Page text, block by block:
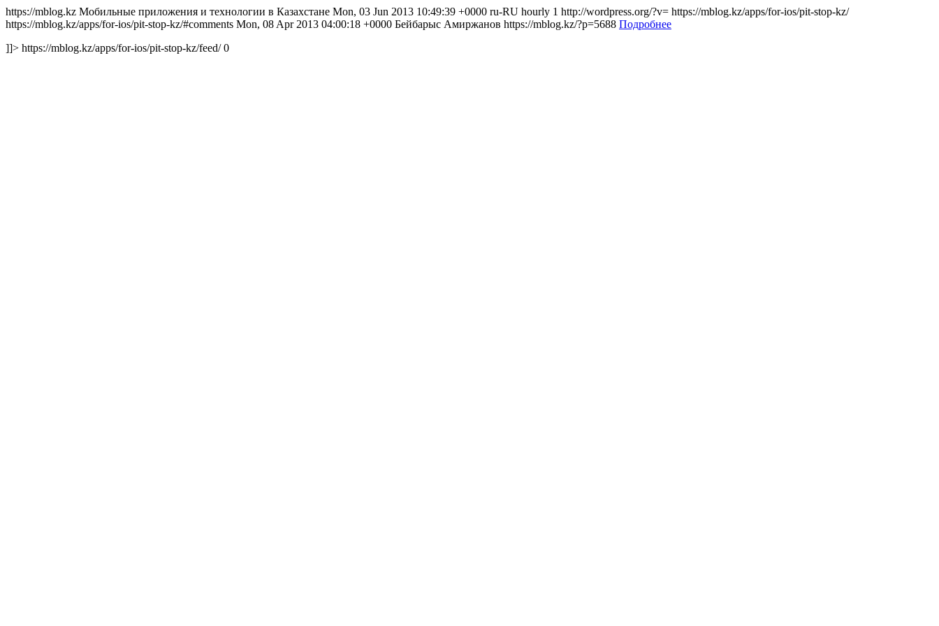
https://mblog.kz Мобильные приложения и технологии в Казахстане Mon, 03 Jun 2013 10:49:39 +0000 ru-RU hourly 1 http://wordpress.org/?v= https://mblog.kz/apps/for-ios/pit-stop-kz/
https://mblog.kz/apps/for-ios/pit-stop-kz/#comments Mon, 08 Apr 2013 04:00:18 +0000 Бейбарыс Амиржанов https://mblog.kz/?p=5688 Подробнее
]]> https://mblog.kz/apps/for-ios/pit-stop-kz/feed/ 0